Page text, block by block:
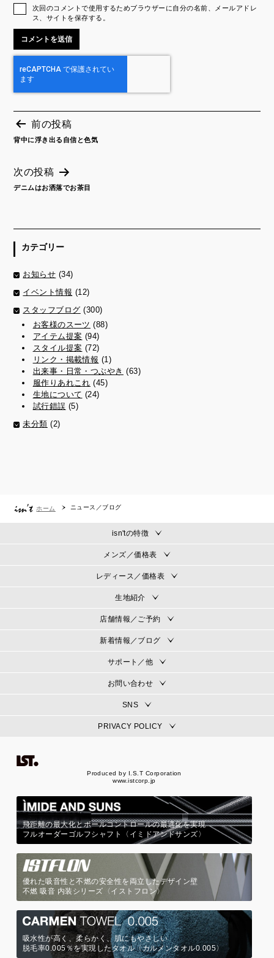
次回のコメントで使用するためブラウザーに自分の名前、メールアドレ
ス、サイトを保存する。
ナ
ビ
シ
ョ
ン
前の投稿
背中に浮き出る自信と色気
次の投稿
デニムはお洒落でお茶目
カテゴリー
お知らせ (34)
イベント情報 (12)
スタッフブログ (300)
お客様のスーツ (88)
アイテム提案 (94)
スタイル提案 (72)
リンク・掲載情報 (1)
出来事・日常・つぶやき (63)
服作りあれこれ (45)
生地について (24)
試行錯誤 (5)
未分類 (2)
ホーム ニュース／ブログ
isn'tの特徴
メンズ／価格表
レディース／価格表
生地紹介
店舗情報／ご予約
新着情報／ブログ
サポート／他
お問い合わせ
SNS
PRIVACY POLICY
Produced by I.S.T Corporation
www.istcorp.jp
飛距離の最大化とボールコントロールの最適化を実現
フルオーダーゴルフシャフト〈イミドアンドサンズ〉
優れた吸音性と不燃の安全性を両立したデザイン壁
不燃 吸音 内装シリーズ〈イストフロン〉
吸水性が高く、柔らかく、肌にもやさしい
脱毛率0.005％を実現したタオル〈カルメンタオル0.005〉